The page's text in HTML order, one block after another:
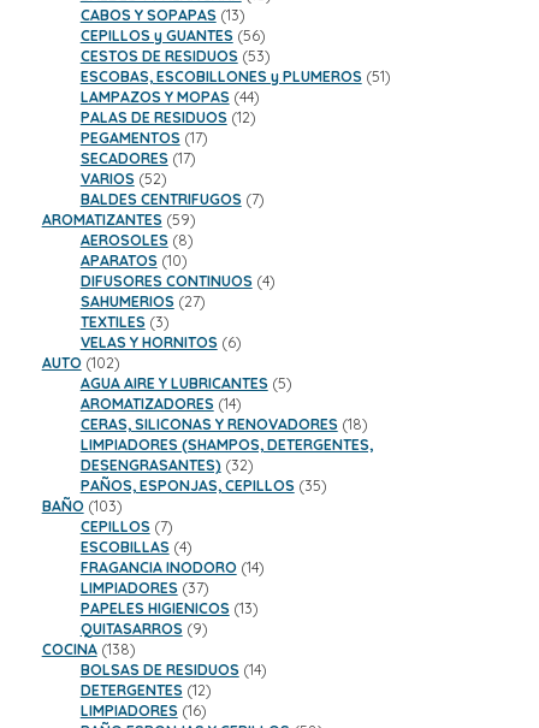
CABOS Y SOPAPAS 1313
productos
CEPILLOS y GUANTES 5656
productos
CESTOS DE RESIDUOS 5353
productos
ESCOBAS, ESCOBILLONES y PLUMEROS 5151
LAMPAZOS Y MOPAS 4444
productos
PALAS DE RESIDUOS 1212
PEGAMENTOS 1717
SECADORES 1717
VARIOS 5252
productos
BALDES CENTRIFUGOS 77
AROMATIZANTES 5959
productos
AEROSOLES 88
productos
APARATOS 1010
productos
DIFUSORES CONTINUOS 44
SAHUMERIOS 2727
TEXTILES 33
productos
VELAS Y HORNITOS 66
AUTO 102102
productos
AGUA AIRE Y LUBRICANTES 55
AROMATIZADORES 1414
productos
CERAS, SILICONAS Y RENOVADORES 1818
productos
LIMPIADORES (SHAMPOS, DETERGENTES,
DESENGRASANTES) 3232
productos
PAÑOS, ESPONJAS, CEPILLOS 3535
BAÑO 103103
productos
CEPILLOS 77
productos
ESCOBILLAS 44
productos
FRAGANCIA INODORO 1414
LIMPIADORES 3737
productos
PAPELES HIGIENICOS 1313
QUITASARROS 99
COCINA 138138
productos
BOLSAS DE RESIDUOS 1414
DETERGENTES 1212
productos
LIMPIADORES 1616